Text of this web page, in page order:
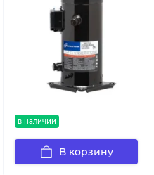
в наличии
В корзину